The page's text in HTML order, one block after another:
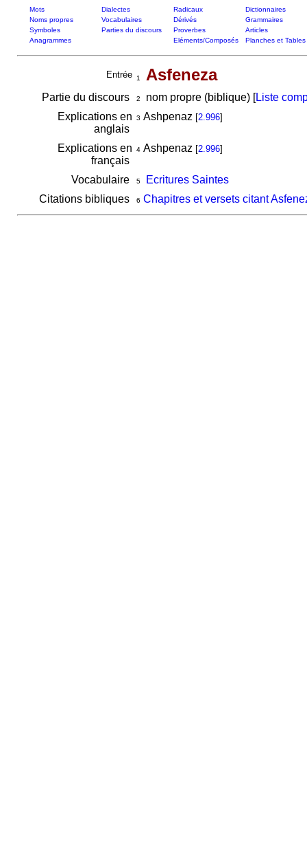
Mots Dialectes Radicaux
Dictionnaires
Noms propres
Vocabulaires Dérivés
Grammaires
Symboles
Parties du discours Proverbes
Articles
Anagrammes
Eléments/Composés Planches et Tables
Entrée 1 Asfeneza
Partie du discours 2 nom propre (biblique) [Liste
Explications en
anglais
3 Ashpenaz [2.996]
Explications en
français
4Ashpenaz [2.996]
Vocabulaire 5
Ecritures Saintes
Citations bibliques
6 Chapitres et versets citant